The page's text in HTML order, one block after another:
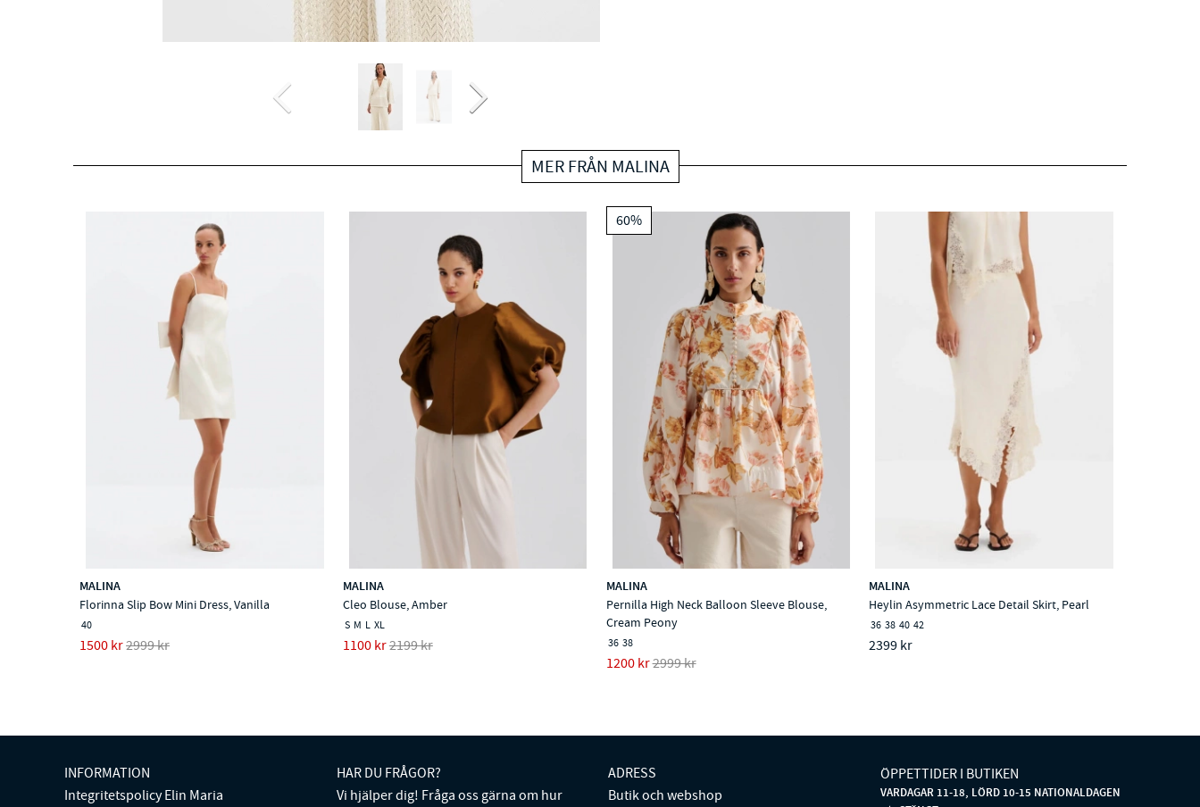
MER FRÅN MALINA
MALINA
Florinna Slip Bow Mini Dress, Vanilla
40
1500 kr2999 kr
MALINA
Cleo Blouse, Amber
S M L XL
1100 kr2199 kr
60%
MALINA
Pernilla High Neck Balloon Sleeve Blouse,
Cream Peony
36 38
1200 kr2999 kr
MALINA
Heylin Asymmetric Lace Detail Skirt, Pearl
36 38 40 42
2399 kr
INFORMATION
Integritetspolicy Elin Maria
HAR DU FRÅGOR?
Vi hjälper dig! Fråga oss gärna om hur
ADRESS
Butik och webshop
ÖPPETTIDER I BUTIKEN
VARDAGAR 11-18, LÖRD 10-15 NATIONALDAGEN